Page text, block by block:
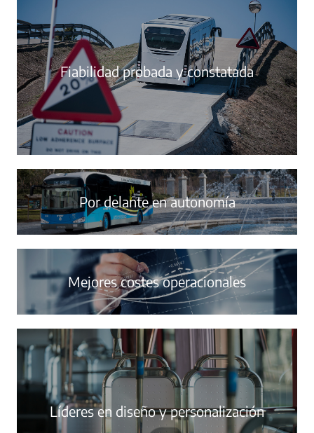
Fiabilidad probada y constatada
Por delante en autonomía
Mejores costes operacionales
Líderes en diseño y personalización